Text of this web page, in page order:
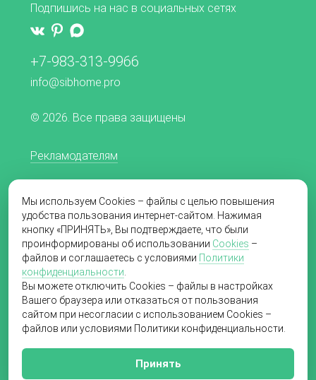
Подпишись на нас в социальных сетях
+7-983-313-9966
info@sibhome.pro
© 2026. Все права защищены
Рекламодателям
Редакционная политика
Согласие на обработку персональных данных
Пользовательское соглашение
Политика в отношении обработки
персональных данных
Создание сайта
Мы используем Cookies – файлы с целью повышения
удобства пользования интернет-сайтом. Нажимая
кнопку «ПРИНЯТЬ», Вы подтверждаете, что были
проинформированы об использовании Cookies –
файлов и соглашаетесь с условиями Политики
конфиденциальности
Вы можете отключить Cookies – файлы в настройках
Вашего браузера или отказаться от пользования
сайтом при несогласии с использованием Cookies –
файлов или условиями Политики конфиденциальности.
Принять